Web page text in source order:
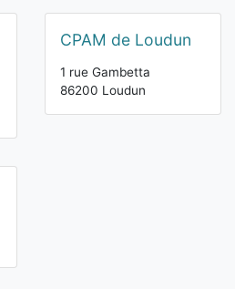
CPAM de Loudun
1 rue Gambetta
86200 Loudun